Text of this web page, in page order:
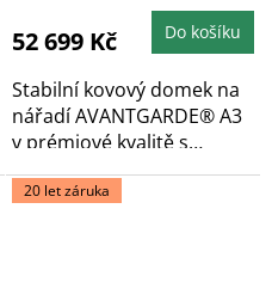
5,0
z
5
52 699 Kč Do košíku
Stabilní kovový domek na
nářadí AVANTGARDE® A3
v prémiové kvalitě s
pultovou...
20 let záruka